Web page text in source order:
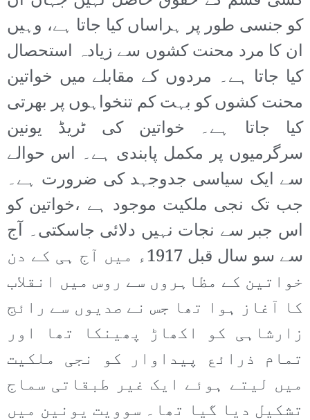
کو جنسی طور پر ہراساں کیا جاتا ہے، وہیں
ان کا مرد محنت کشوں سے زیادہ استحصال
کیا جاتا ہے۔ مردوں کے مقابلے میں خواتین
محنت کشوں کو بہت کم تنخواہوں پر بھرتی
کیا جاتا ہے۔ خواتین کی ٹریڈ یونین
سرگرمیوں پر مکمل پابندی ہے۔ اس حوالے
سے ایک سیاسی جدوجہد کی ضرورت ہے۔
جب تک نجی ملکیت موجود ہے ،خواتین کو
اس جبر سے نجات نہیں دلائی جاسکتی۔ آج
سے سو سال قبل 1917ء میں آج ہی کے دن
خواتین کے مظاہروں سے روس میں انقلاب
کا آغاز ہوا تھا جس نے صدیوں سے رائج
زارشاہی کو اکھاڑ پھینکا تھا اور
تمام ذرائع پیداوار کو نجی ملکیت
میں لیتے ہوئے ایک غیر طبقاتی سماج
تشکیل دیا گیا تھا۔ سوویت یونین میں